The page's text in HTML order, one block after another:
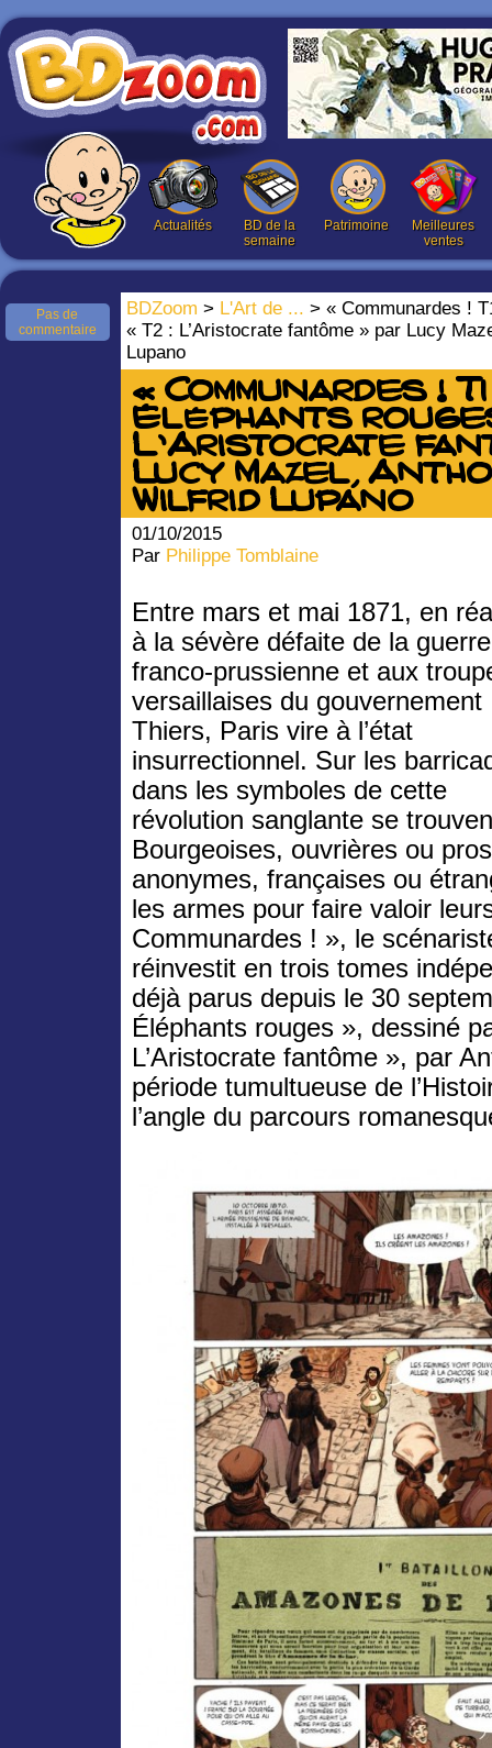
Actualités
BD de la
semaine
Patrimoine
Meilleures
ventes
BDZoom > L'Art de ... > « Communardes !
« T2 : L’Aristocrate fantôme » par Lucy
Lupano
Pas de
commentaire
« Communardes !
Éléphants
L’Aristocrate
Lucy Mazel,
Wilfrid Lupano
01/10/2015
Par Philippe Tomblaine
Entre mars et mai 1871, en
à la sévère défaite de la guerre
franco-prussienne et aux
versaillaises du gouvernement
Thiers, Paris vire à l’état
insurrectionnel. Sur les
dans les symboles de cette
révolution sanglante se
Bourgeoises, ouvrières ou
anonymes, françaises ou
les armes pour faire valoir
Communardes ! », le
réinvestit en trois tomes
déjà parus depuis le 30
Éléphants rouges », dessiné
L’Aristocrate fantôme », par
période tumultueuse de
l’angle du parcours